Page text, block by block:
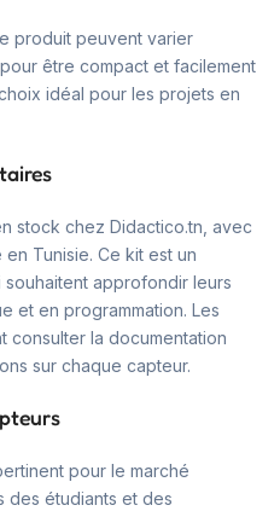
produit peuvent varier
être compact et facilement
idéal pour les projets en
stock chez Didactico.tn, avec
Tunisie. Ce kit est un
approfondir leurs
et en programmation. Les
consulter la documentation
sur chaque capteur.
pour le marché
des étudiants et des